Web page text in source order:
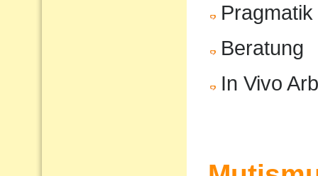
Pragmatik
Beratung
In Vivo